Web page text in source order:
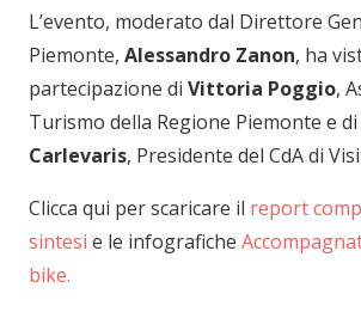
L’evento, moderato dal Direttore
Piemonte, Alessandro Zanon, ha
partecipazione di Vittoria Poggio,
Turismo della Regione Piemonte e di
Carlevaris, Presidente del CdA di
Clicca qui per scaricare il report
sintesi e le infografiche
bike.